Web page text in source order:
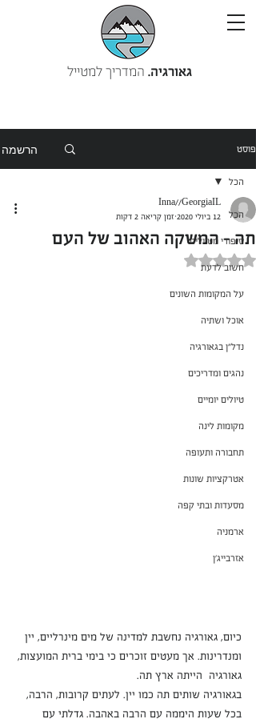
גאורגיה. המדריך למטייל
פוסט הרשמה
הכל
סיפורי מטיילים
חשוב לדעת
על המקומות השונים
אוכל ושתיה
נדל"ן בגאורגיה
נהגים ומדריכים
טיולים יומיים
מקומות לינה
תחבורה ותעופה
אטרקציות שונות
מסעדות ובתי קפה
ארמניה
אזרבייג'ן
הכל
תה - המשקה האהוב של העם
Inna//GeorgiaIL
12 ביולי 2020
זמן קריאה 2 דקות
דירוג של NaN מתוך 5 כוכבים
כיום, גאורגיה נחשבת למדינה של מים מינרליים, יין
ומנדרינות. אך מעטים זוכרים כי בימי ברית המועצות,
גאורגיה  הייתה ארץ תה.
בגאורגיה שותים תה כמו יין. לעתים קרובות, הרבה,
בכל שעות היממה עם הרבה באהבה. גדלתי עם